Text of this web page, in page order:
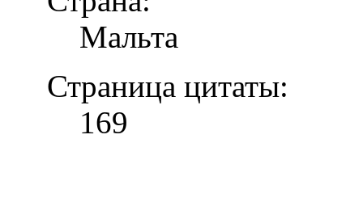
Мальта
Страница цитаты:
169